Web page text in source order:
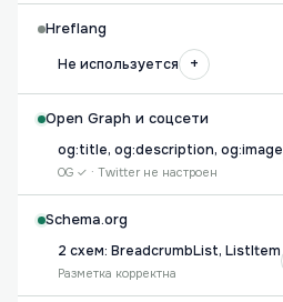
Hreflang
Не используется
+
Open Graph и соцсети
og:title, og:description, og:image
OG ✓ · Twitter не настроен
Schema.org
2 схем: BreadcrumbList, ListItem
Разметка корректна